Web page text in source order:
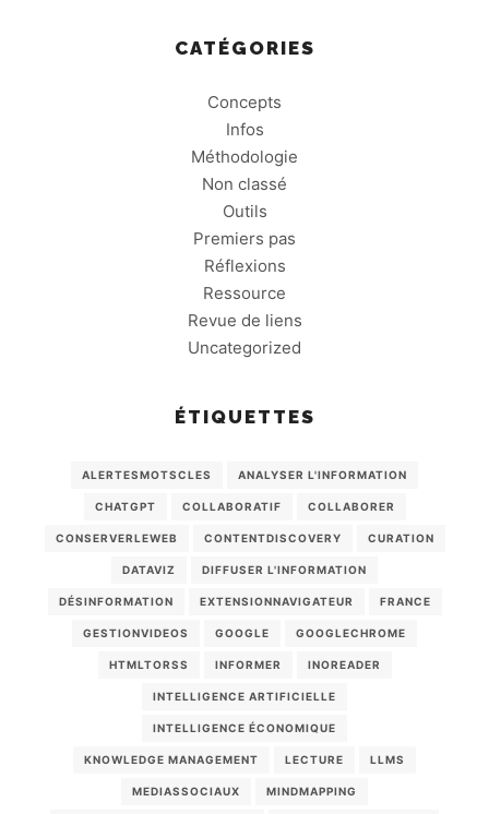
CATÉGORIES
Concepts
Infos
Méthodologie
Non classé
Outils
Premiers pas
Réflexions
Ressource
Revue de liens
Uncategorized
ÉTIQUETTES
ALERTESMOTSCLES ANALYSER L'INFORMATION
CHATGPT COLLABORATIF COLLABORER
CONSERVERLEWEB CONTENTDISCOVERY CURATION
DATAVIZ DIFFUSER L'INFORMATION
DÉSINFORMATION EXTENSIONNAVIGATEUR FRANCE
GESTIONVIDEOS GOOGLE GOOGLECHROME
HTMLTORSS INFORMER INOREADER
INTELLIGENCE ARTIFICIELLE
INTELLIGENCE ÉCONOMIQUE
KNOWLEDGE MANAGEMENT LECTURE LLMS
MEDIASSOCIAUX MINDMAPPING